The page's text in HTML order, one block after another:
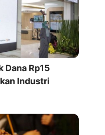
Dana Rp15
Industri